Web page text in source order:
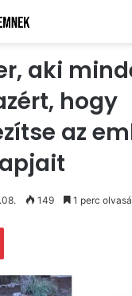
aki
hogy
az
149 1 perc
Pinterest